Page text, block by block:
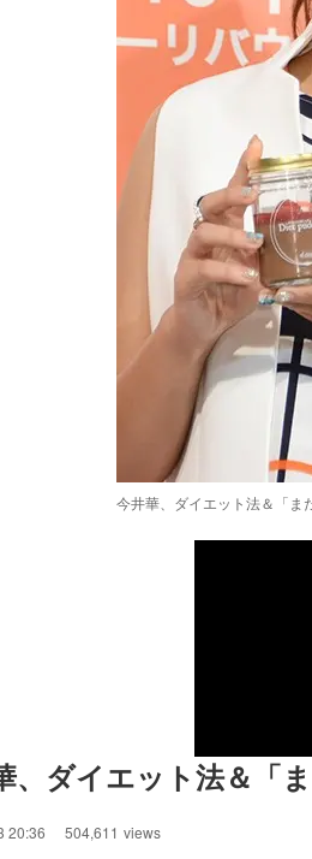
今井華、ダイエット法＆「ま
、ダイエット法＆「
20:36 504,611 views